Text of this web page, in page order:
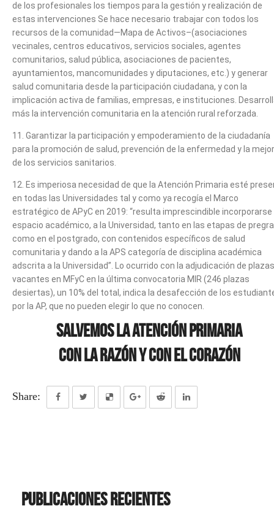
de los profesionales los tiempos para la gestión y realización de
estas intervenciones Se hace necesario trabajar con todos los
recursos de la comunidad—Mapa de Activos–(asociaciones
vecinales, centros educativos, servicios sociales, agentes
comunitarios, salud pública, asociaciones de pacientes,
ayuntamientos, mancomunidades y diputaciones, etc.) y generar
salud comunitaria desde la participación ciudadana, y con la
implicación activa de familias, empresas, e instituciones.
más la intervención comunitaria en la atención rural reforzada.
11. Garantizar la participación y empoderamiento de la ciudadanía
para la promoción de salud, prevención de la enfermedad y la
de los servicios sanitarios.
12. Es imperiosa necesidad de que la Atención Primaria esté
en todas las Universidades tal y como ya recogía el Marco
estratégico de APyC en 2019: “resulta imprescindible incorporarse
espacio académico, a la Universidad, tanto en las etapas de
como en el postgrado, con contenidos específicos de salud
comunitaria y dando a la APS categoría de disciplina académica
adscrita a la Universidad”. Lo ocurrido con la adjudicación de plazas
vacantes en MFyC en la última convocatoria MIR (246 plazas
desiertas), un 10% del total, indica la desafección de los
por la AP, que no pueden elegir lo que no conocen.
SALVEMOS LA ATENCIÓN PRIMARIA
CON LA RAZÓN Y CON EL CORAZÓN
Share:
Publicaciones recientes